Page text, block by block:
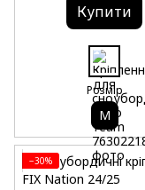
Купити
Розмір
M
−30%